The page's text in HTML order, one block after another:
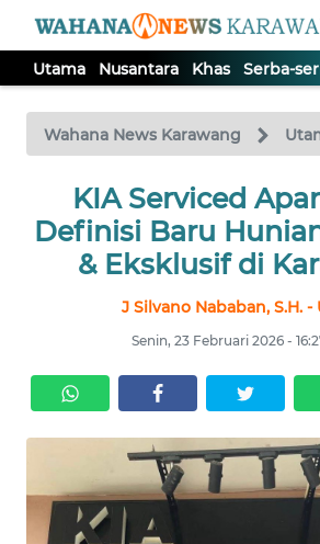
Utama Nusantara Khas Serba-
Wahana News Karawang
KIA Serviced
Definisi Baru
& Eksklusif di
J Silvano Nababan, S.H. -
Senin, 23 Februari 2026 -
TV
Tutup
UTAMA
NUSANTARA
SERBA-
SERBI
INDEKS
BERITA